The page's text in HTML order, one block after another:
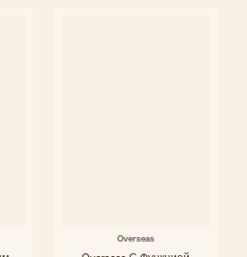
Overseas